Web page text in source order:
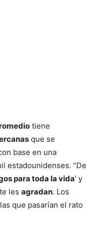
tiene
que se
base en una
estadounidenses. “De
para toda la vida’ y
les agradan. Los
que pasarían el rato